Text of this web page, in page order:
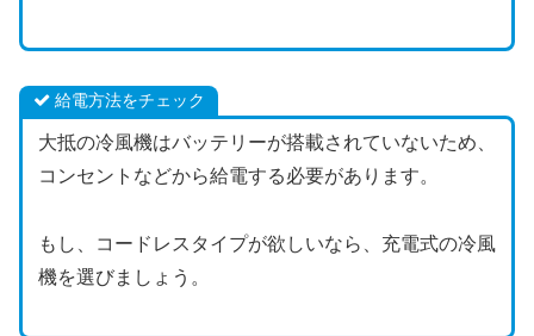
給電方法をチェック
大抵の冷風機はバッテリーが搭載されていないため、
コンセントなどから給電する必要があります。
もし、コードレスタイプが欲しいなら、充電式の冷風
機を選びましょう。